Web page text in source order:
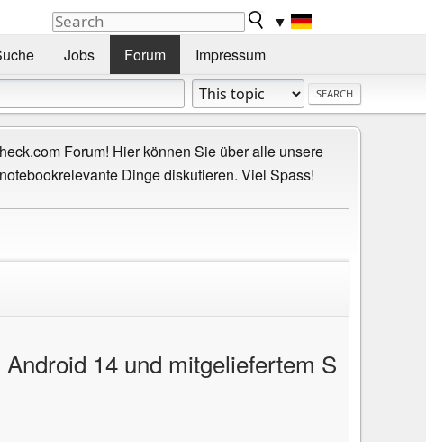
▼
Jobs Forum Impressum
Forum! Hier können Sie über alle unsere
Dinge diskutieren. Viel Spass!
14 und mitgeliefertem S